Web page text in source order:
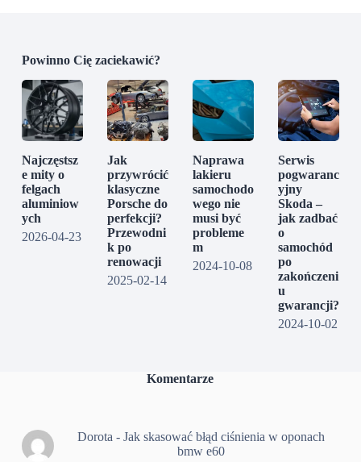
Powinno Cię zaciekawić?
Najczęstsz
e mity o
felgach
aluminiow
ych
2026-04-23
Jak
przywrócić
klasyczne
Porsche do
perfekcji?
Przewodni
k po
renowacji
2025-02-14
Naprawa
lakieru
samochodo
wego nie
musi być
probleme
m
2024-10-08
Serwis
pogwaranc
yjny
Skoda –
jak zadbać
o
samochód
po
zakończeni
u
gwarancji?
2024-10-02
Komentarze
Dorota -Jak skasować błąd ciśnienia w oponach
bmw e60